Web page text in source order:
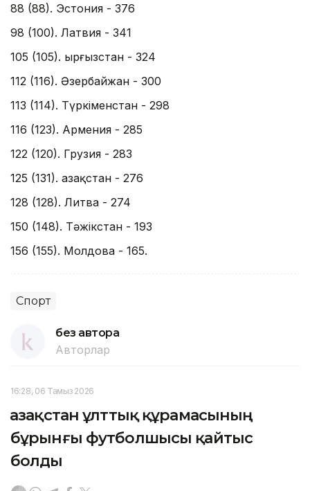
88 (88). Эстония - 376
98 (100). Латвия - 341
105 (105). Қырғызстан - 324
112 (116). Әзербайжан - 300
113 (114). Түркіменстан - 298
116 (123). Армения - 285
122 (120). Грузия - 283
125 (131). Қазақстан - 276
128 (128). Литва - 274
150 (148). Тәжікстан - 193
156 (155). Молдова - 165.
Спорт
без автора
Авторлар
16:28, 06 Тамыз 2026
Қазақстан ұлттық құрамасының
бұрынғы футболшысы қайтыс
болды